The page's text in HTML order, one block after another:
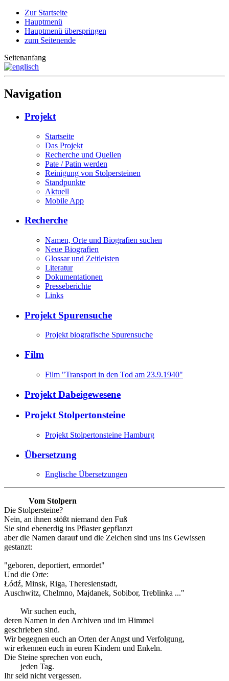
Zur Startseite
Hauptmenü
Hauptmenü überspringen
zum Seitenende
Seitenanfang
Navigation
Projekt
Startseite
Das Projekt
Recherche und Quellen
Pate / Patin werden
Reinigung von Stolpersteinen
Standpunkte
Aktuell
Mobile App
Recherche
Namen, Orte und Biografien suchen
Neue Biografien
Glossar und Zeitleisten
Literatur
Dokumentationen
Presseberichte
Links
Projekt Spurensuche
Projekt biografische Spurensuche
Film
Film "Transport in den Tod am 23.9.1940"
Projekt Dabeigewesene
Projekt Stolpertonsteine
Projekt Stolpertonsteine Hamburg
Übersetzung
Englische Übersetzungen
Vom Stolpern
Die Stolpersteine?
Nein, an ihnen stößt niemand den Fuß
Sie sind ebenerdig ins Pflaster gepflanzt
aber die Namen darauf und die Zeichen sind uns ins Gewissen
gestanzt:
"geboren, deportiert, ermordet"
Und die Orte:
Łódź, Minsk, Riga, Theresienstadt,
Auschwitz, Chelmno, Majdanek, Sobibor, Treblinka ..."
Wir suchen euch,
deren Namen in den Archiven und im Himmel
geschrieben sind.
Wir begegnen euch an Orten der Angst und Verfolgung,
wir erkennen euch in euren Kindern und Enkeln.
Die Steine sprechen von euch,
jeden Tag.
Ihr seid nicht vergessen.